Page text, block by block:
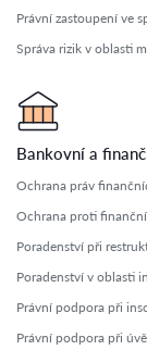
Právní zastoupení ve
Správa rizik v oblasti
Bankovní a
Ochrana práv
Ochrana proti
Poradenství při
Poradenství v oblasti
Právní podpora při
Právní podpora při